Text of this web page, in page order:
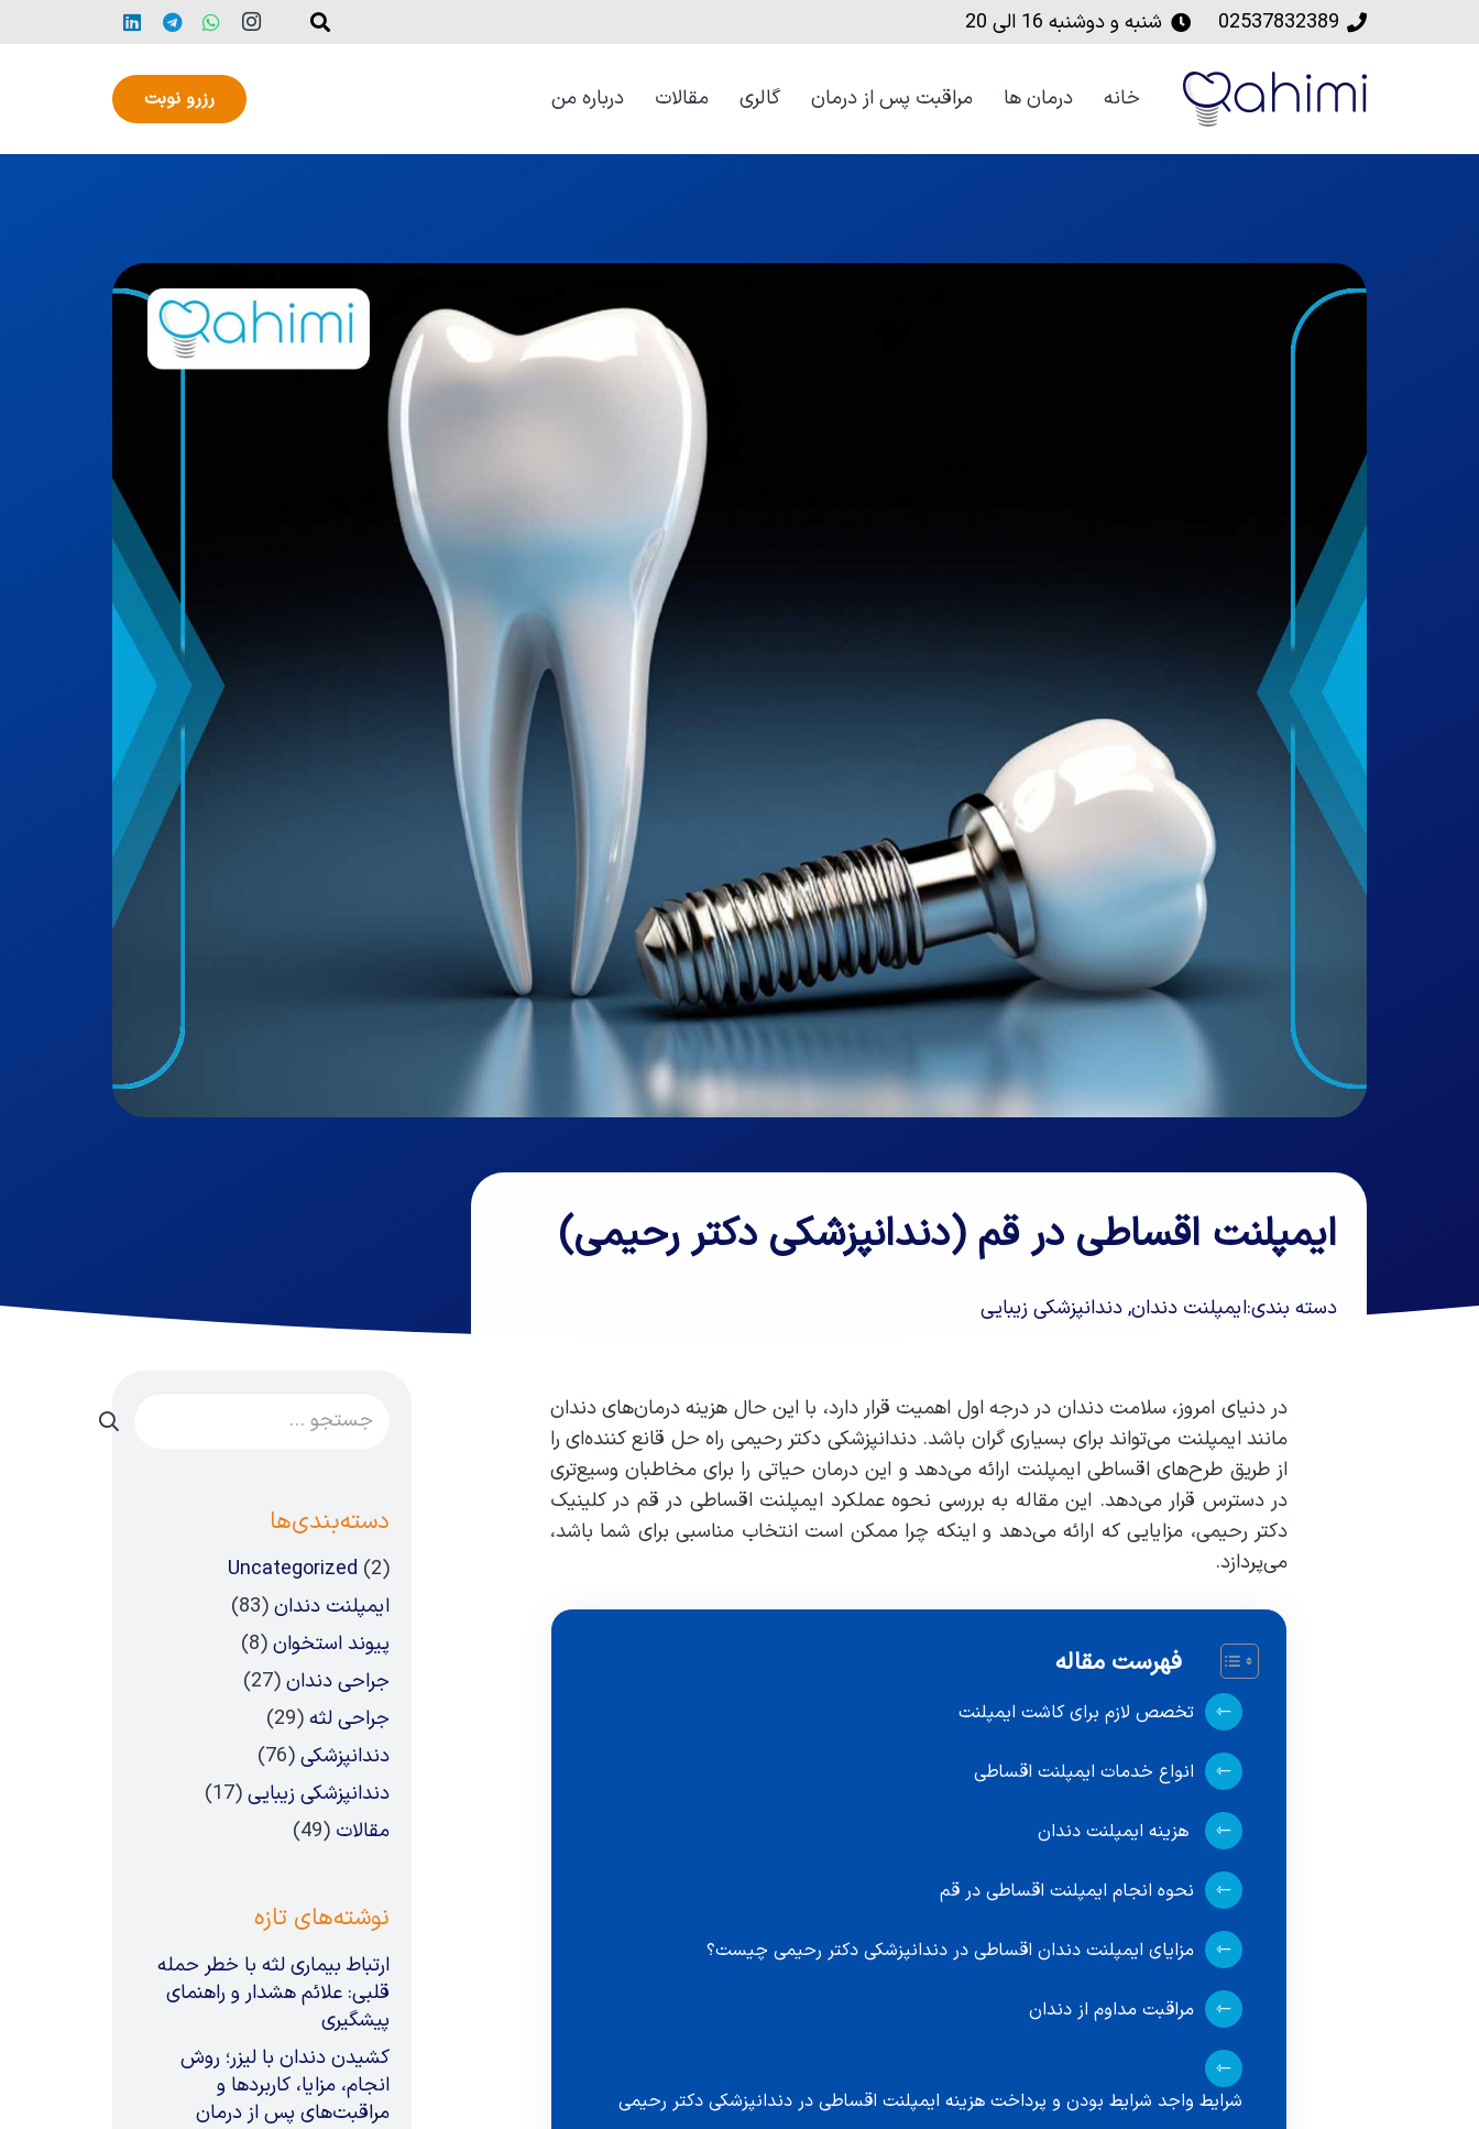
02537832389 شنبه و دوشنبه‌ 16 الی 20
خانه درمان ها مراقبت‌ پس از درمان گالری مقالات درباره من رزرو نوبت
ایمپلنت اقساطی در قم (دندانپزشکی دکتر رحیمی)
دسته بندی:ایمپلنت دندان,دندانپزشکی زیبایی
در دنیای امروز، سلامت دندان در درجه اول اهمیت قرار دارد، با این حال هزینه درمان‌های دندان
مانند ایمپلنت می‌تواند برای بسیاری گران باشد. دندانپزشکی دکتر رحیمی راه حل قانع کننده‌ای را
از طریق طرح‌های اقساطی ایمپلنت ارائه می‌دهد و این درمان حیاتی را برای مخاطبان وسیع‌تری
در دسترس قرار می‌دهد. این مقاله به بررسی نحوه عملکرد ایمپلنت اقساطی در قم در کلینیک
دکتر رحیمی، مزایایی که ارائه می‌دهد و اینکه چرا ممکن است انتخاب مناسبی برای شما باشد،
می‌پردازد.
فهرست مقاله
تخصص لازم برای کاشت ایمپلنت
انواع خدمات ایمپلنت اقساطی
هزینه ایمپلنت دندان
نحوه انجام ایمپلنت‌ اقساطی در قم
مزایای ایمپلنت دندان اقساطی در دندانپزشکی دکتر رحیمی چیست؟
مراقبت مداوم از دندان
شرایط واجد شرایط بودن و پرداخت هزینه ایمپلنت اقساطی در دندانپزشکی دکتر رحیمی
برای:
دسته‌بندی‌ها
Uncategorized (2)
ایمپلنت دندان(83)
پیوند استخوان(8)
جراحی دندان(27)
جراحی لثه(29)
دندانپزشکی(76)
دندانپزشکی زیبایی(17)
مقالات (49)
نوشته‌های تازه
ارتباط بیماری لثه با خطر حمله
قلبی: علائم هشدار و راهنمای
پیشگیری
کشیدن دندان با لیزر؛ روش
انجام، مزایا، کاربردها و
مراقبت‌های پس از درمان